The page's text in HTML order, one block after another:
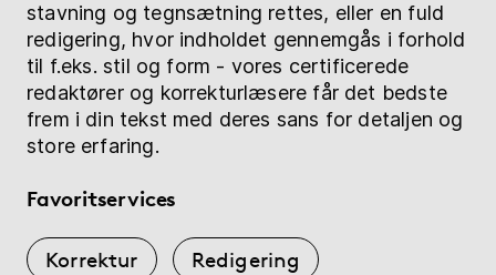
stavning og tegnsætning rettes, eller en fuld
redigering, hvor indholdet gennemgås i forhold
til f.eks. stil og form - vores certificerede
redaktører og korrekturlæsere får det bedste
frem i din tekst med deres sans for detaljen og
store erfaring.
Favoritservices
Korrektur Redigering